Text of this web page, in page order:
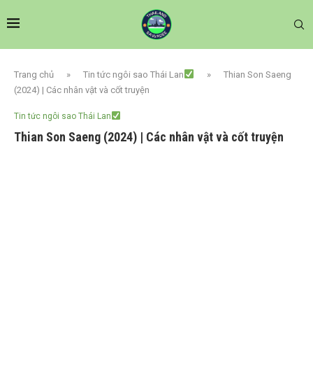
Trang chủ » Tin tức ngôi sao Thái Lan »
Thian Son Saeng
(2024) | Các nhân vật và cốt truyện
Tin tức ngôi sao Thái Lan
Thian Son Saeng (2024) | Các nhân vật và cốt truyện